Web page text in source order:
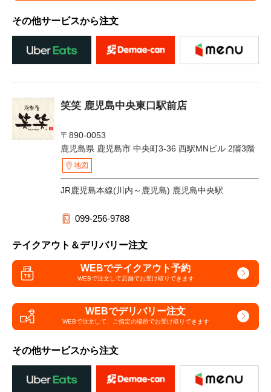
その他サービスから注文
笑笑 鹿児島中央東口駅前店
〒890-0053
鹿児島県 鹿児島市 中央町3-36 西駅MNビル 2階3階
地図
JR鹿児島本線(川内～鹿児島) 鹿児島中央駅
099-256-9788
テイクアウト＆デリバリー注文
WEBでテイクアウト予約
WEBで注文して店舗でお受け取りできます
WEBでデリバリー注文
WEBで注文して、 ご指定の場所でお受け取りできます
その他サービスから注文